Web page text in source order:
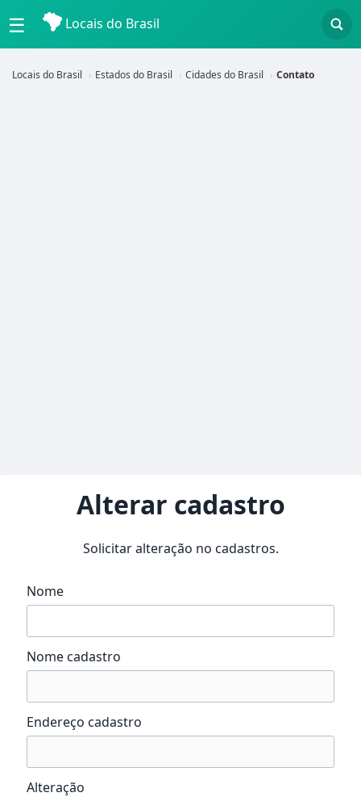
☰ Locais do Brasil
Locais do Brasil Estados do Brasil Cidades do Brasil Contato
Alterar cadastro
Solicitar alteração no cadastros.
Nome
Nome cadastro
Endereço cadastro
Alteração